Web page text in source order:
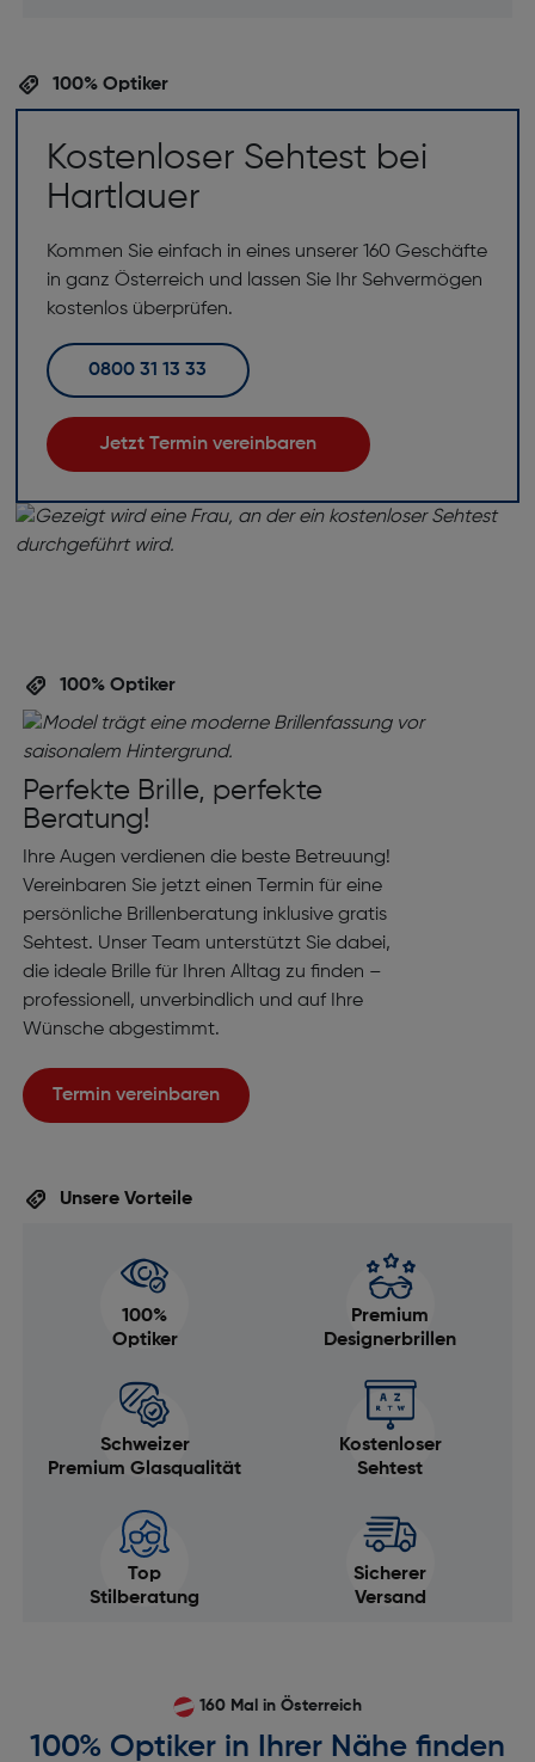
100% Optiker
Kostenloser Sehtest bei
Hartlauer
Kommen Sie einfach in eines unserer 160 Geschäfte
in ganz Österreich und lassen Sie Ihr Sehvermögen
kostenlos überprüfen.
0800 31 13 33
Jetzt Termin vereinbaren
100% Optiker
Perfekte Brille, perfekte
Beratung!
Ihre Augen verdienen die beste Betreuung!
Vereinbaren Sie jetzt einen Termin für eine
persönliche Brillenberatung inklusive gratis
Sehtest. Unser Team unterstützt Sie dabei,
die ideale Brille für Ihren Alltag zu finden –
professionell, unverbindlich und auf Ihre
Wünsche abgestimmt.
Termin vereinbaren
Unsere Vorteile
100%
Optiker
Premium
Designerbrillen
Schweizer
Premium Glasqualität
Kostenloser
Sehtest
Top
Stilberatung
Sicherer
Versand
160 Mal in Österreich
100% Optiker in Ihrer Nähe finden